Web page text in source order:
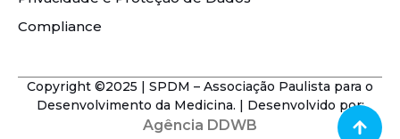
Compliance
Copyright ©2025 | SPDM – Associação Paulista para o
Desenvolvimento da Medicina. | Desenvolvido por:
Agência DDWB